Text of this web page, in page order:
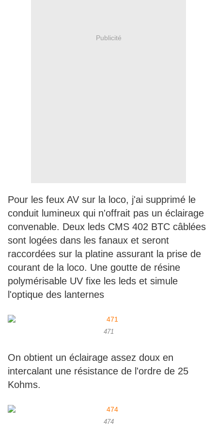
Publicité
Pour les feux AV sur la loco, j'ai supprimé le
conduit lumineux qui n'offrait pas un éclairage
convenable. Deux leds CMS 402 BTC câblées
sont logées dans les fanaux et seront
raccordées sur la platine assurant la prise de
courant de la loco. Une goutte de résine
polymérisable UV fixe les leds et simule
l'optique des lanternes
471
On obtient un éclairage assez doux en
intercalant une résistance de l'ordre de 25
Kohms.
474